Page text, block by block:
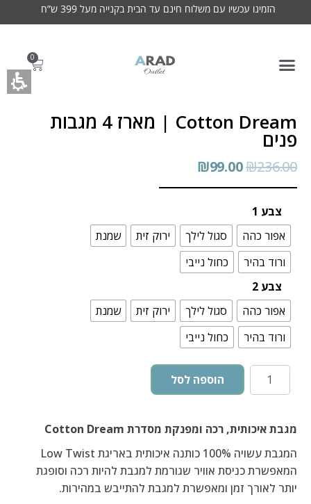
הזמינו עכשיו עם משלוח חינם עד הבית בקנייה מעל 399 ש”ח
0
Cotton Dream | מארז 4 מגבות
פנים
₪236.00
₪99.00
צבע 1
אפור כהה
סגול לילך ירוק זית
שמנת
ורוד בהיר
כחול נייבי
צבע 2
אפור כהה
סגול לילך ירוק זית
שמנת
ורוד בהיר
כחול נייבי
הוספה לסל
מגבת איכותית, רכה ומפנקת מסדרת Cotton Dream
המגבת עשויה 100% כותנה איכותית באריגת Low Twist
המאפשרת כניסת אוויר שגורמת למגבת להיות רכה וסופגת
יותר לאורך זמן ומאפשרת למגבת להתייבש במהירות.